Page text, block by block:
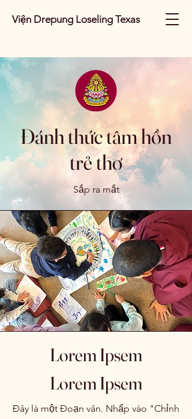
Viện Drepung Loseling Texas
Đánh thức tâm hồn
trẻ thơ
Sắp ra mắt
Lorem Ipsem
Lorem Ipsem
Đây là một Đoạn văn. Nhấp vào "Chỉnh